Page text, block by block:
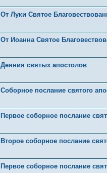
От Луки Святое
От Иоанна Святое
Деяния святых апостолов
Соборное послание святого
Первое соборное послание
Второе соборное послание
Первое соборное послание